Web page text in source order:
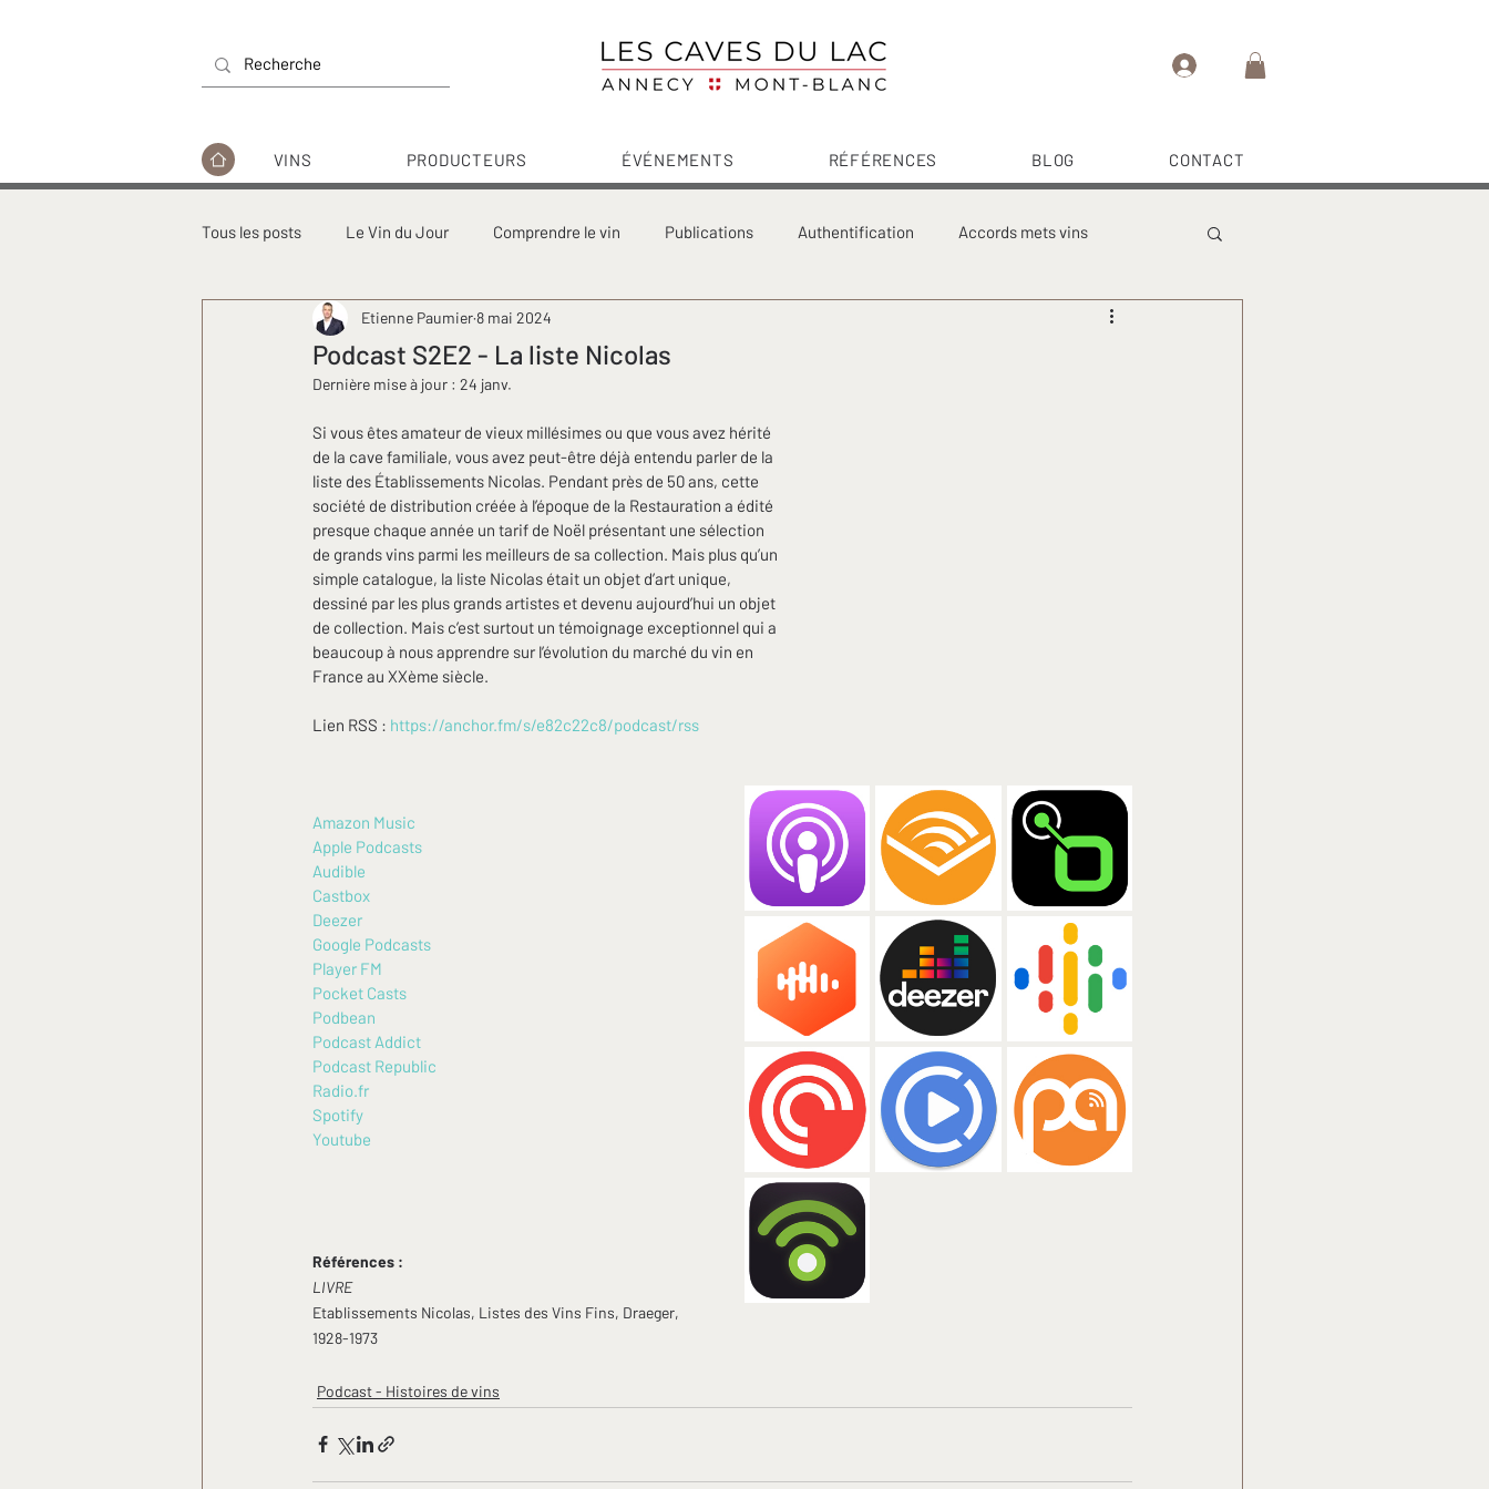
VINS PRODUCTEURS ÉVÉNEMENTS RÉFÉRENCES BLOG CONTACT
Tous les posts Le Vin du Jour Comprendre le vin Publications Authentification Accords mets vins
Podcast - Histoires de vins Podcast - Histoires de Vins S2 8-10
Podcast S2E2 - La liste Nicolas
Etienne Paumier8 mai 2024
Dernière mise à jour : 24 janv.
Si vous êtes amateur de vieux millésimes ou que vous avez hérité
de la cave familiale, vous avez peut-être déjà entendu parler de la
liste des Établissements Nicolas. Pendant près de 50 ans, cette
société de distribution créée à l’époque de la Restauration a édité
presque chaque année un tarif de Noël présentant une sélection
de grands vins parmi les meilleurs de sa collection. Mais plus qu’un
simple catalogue, la liste Nicolas était un objet d’art unique,
dessiné par les plus grands artistes et devenu aujourd’hui un objet
de collection. Mais c’est surtout un témoignage exceptionnel qui a
beaucoup à nous apprendre sur l’évolution du marché du vin en
France au XXème siècle.
Lien RSS : https://anchor.fm/s/e82c22c8/podcast/rss
Amazon Music
Apple Podcasts
Audible
Castbox
Deezer
Google Podcasts
Player FM
Pocket Casts
Podbean
Podcast Addict
Podcast Republic
Radio.fr
Spotify
Youtube
Références :
LIVRE
Etablissements Nicolas, Listes des Vins Fins, Draeger,
1928-1973
Podcast - Histoires de vins